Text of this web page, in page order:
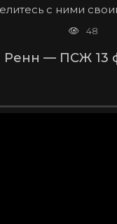
с ними
48
— ПСЖ 13